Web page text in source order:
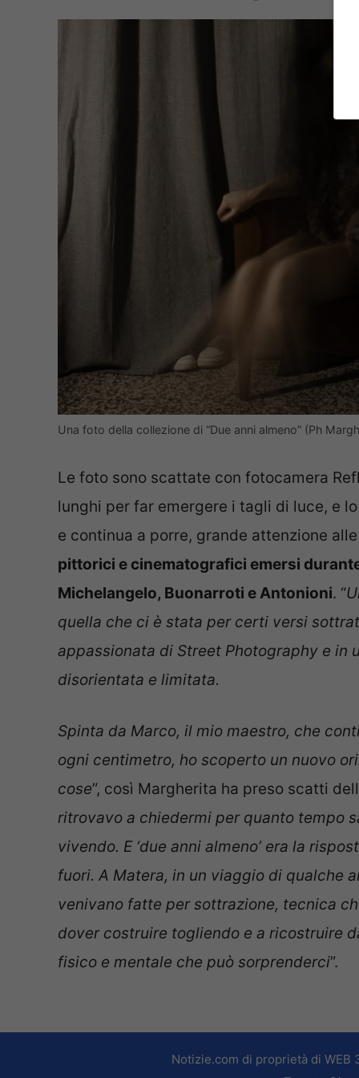
Una foto della collezione di “Due anni almeno” (Ph
Le foto sono scattate con fotocamera
lunghi per far emergere i tagli di luce, e
e continua a porre, grande attenzione
pittorici e cinematografici emersi
Michelangelo, Buonarroti e Antonioni. “
quella che ci è stata per certi versi
appassionata di Street Photography e in
disorientata e limitata.
Spinta da Marco, il mio maestro, che
ogni centimetro, ho scoperto un nuovo
cose”, così Margherita ha preso scatti
ritrovavo a chiedermi per quanto tempo
vivendo. E ‘due anni almeno’ era la
fuori. A Matera, in un viaggio di qualche
venivano fatte per sottrazione, tecnica
dover costruire togliendo e a ricostruire
fisico e mentale che può sorprenderci”.
Notizie.com di proprietà di WEB